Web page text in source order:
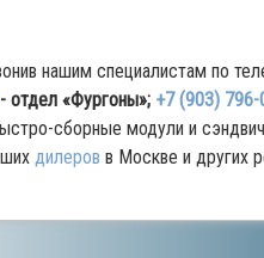
нашим специалистам по
- отдел «Фургоны»; +7 (903)
сборные модули и
дилеров в Москве и других